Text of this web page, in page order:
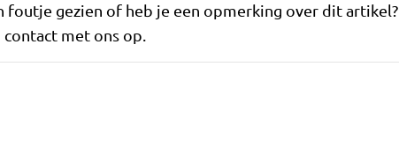
foutje gezien of heb je een opmerking over dit artikel?
contact met ons op.